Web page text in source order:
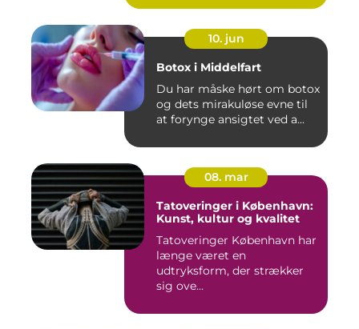
10. jun
Botox i Middelfart
Du har måske hørt om botox
og dets mirakuløse evne til
at forynge ansigtet ved a...
08. mar
Tatoveringer i København:
Kunst, kultur og kvalitet
Tatoveringer København har
længe været en
udtryksform, der strækker
sig ove...